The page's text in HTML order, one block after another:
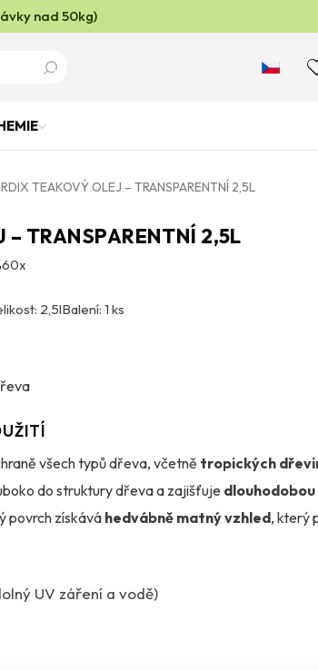
nad 50kg)
TEAKOVÝ OLEJ – TRANSPARENTNÍ 2,5L
– TRANSPARENTNÍ 2,5L
60x
2,5lBalení: 1 ks
všech typů dřeva, včetně tropických
do struktury dřeva a zajišťuje
povrch získáváhedvábně matný vzhled, který
apřírodní karnaubský vosk
dřeva a zachováte jeho přirozenou krásu.
UV záření a vodě)